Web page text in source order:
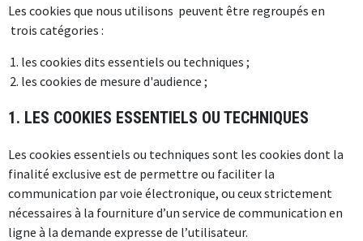
Les cookies que nous utilisons peuvent être regroupés en
trois catégories :
les cookies dits essentiels ou techniques ;
les cookies de mesure d'audience ;
1. LES COOKIES ESSENTIELS OU TECHNIQUES
Les cookies essentiels ou techniques sont les cookies dont la
finalité exclusive est de permettre ou faciliter la
communication par voie électronique, ou ceux strictement
nécessaires à la fourniture d’un service de communication en
ligne à la demande expresse de l’utilisateur.